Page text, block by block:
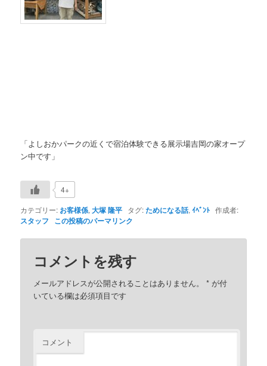
「よしおかパークの近くで宿泊体験できる展示場吉岡の家オープ
ン中です」
4+
カテゴリー: お客様係,大塚 隆平 タグ:ためになる話,ｲﾍﾞﾝﾄ 作成者:
スタッフ この投稿のパーマリンク
コメントを残す
メールアドレスが公開されることはありません。 * が付
いている欄は必須項目です
コメント